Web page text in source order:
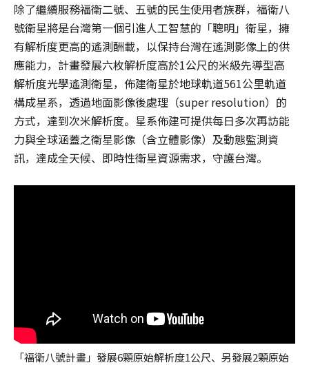
除了繼續服務福衛二號、五號的民生使用者族群，福衛八
號衛星將是台灣第一個引進人工智慧的「聰明」衛星，擁
有解析度更高的遙測酬載，以保持台灣在遙測影像上的供
應能力，計畫發展六枚解析度高於1公尺的米級先導型高
解析度光學遙測衛星，佈建衛星於地球軌道561公里軌道
構成星系，透過地面影像後處理（super resolution）的
方式，達到次米解析度。星系佈建可提供每日多次再訪能
力與全球涵蓋之衛星影像（含立體影像）及動態監測資
訊，達成全天候、即時性衛星資源需求，守護台灣。
「福衛八號計畫」發展6顆原始解析度1公尺、另發展2顆原始